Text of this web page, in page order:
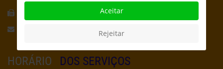
secretaria@cpcd.pt
HORÁRIO DOS SERVIÇOS
Aceitar
Rejeitar